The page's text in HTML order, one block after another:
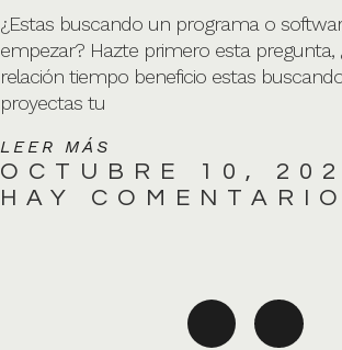
¿Estas buscando un programa o
empezar? Hazte primero esta pregunta,
relación tiempo beneficio estas
proyectas tu
LEER MÁS
OCTUBRE 10,
HAY